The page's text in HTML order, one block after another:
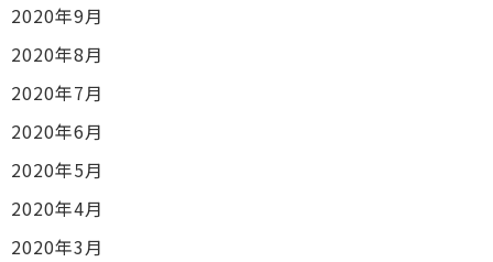
2020年9月
2020年8月
2020年7月
2020年6月
2020年5月
2020年4月
2020年3月